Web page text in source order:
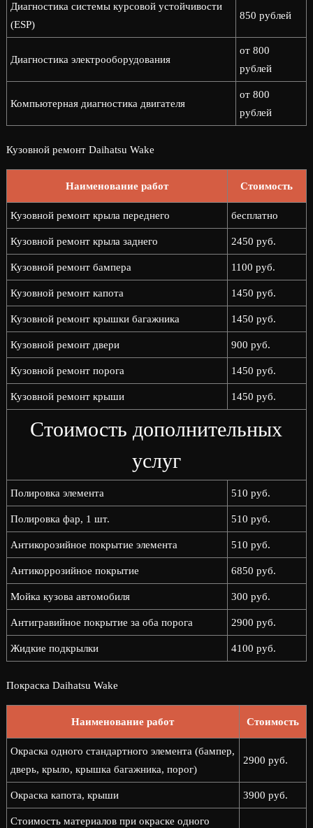
Диагностика системы курсовой устойчивости
(ESP)
850 рублей
Диагностика электрооборудования
от 800
рублей
Компьютерная диагностика двигателя
от 800
рублей
Кузовной ремонт Daihatsu Wake
Наименование работ Стоимость
Кузовной ремонт крыла переднего бесплатно
Кузовной ремонт крыла заднего 2450 руб.
Кузовной ремонт бампера 1100 руб.
Кузовной ремонт капота 1450 руб.
Кузовной ремонт крышки багажника 1450 руб.
Кузовной ремонт двери 900 руб.
Кузовной ремонт порога 1450 руб.
Кузовной ремонт крыши 1450 руб.
Стоимость дополнительных
услуг
Полировка элемента 510 руб.
Полировка фар, 1 шт. 510 руб.
Антикорозийное покрытие элемента 510 руб.
Антикоррозийное покрытие 6850 руб.
Мойка кузова автомобиля 300 руб.
Антигравийное покрытие за оба порога 2900 руб.
Жидкие подкрылки 4100 руб.
Покраска Daihatsu Wake
Наименование работ Стоимость
Окраска одного стандартного элемента (бампер,
дверь, крыло, крышка багажника, порог)
2900 руб.
Окраска капота, крыши 3900 руб.
Стоимость материалов при окраске одного